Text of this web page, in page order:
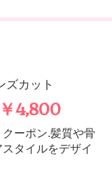
ズカット
4,800
ーポン.髪質や骨
タイルをデザイ